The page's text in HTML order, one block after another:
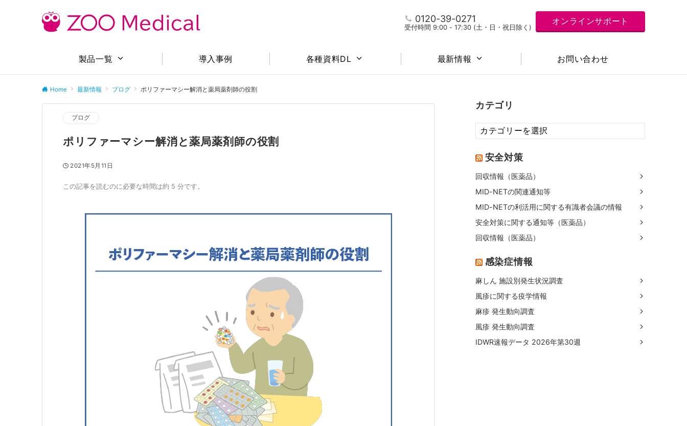
0120-39-0271
受付時間 9:00 - 17:30 (土・日・祝日除く)
オンラインサポート
製品一覧 導入事例 各種資料DL 最新情報 お問い合わせ
Home 最新情報 ブログ ポリファーマシー解消と薬局薬剤師の役割
ブログ
ポリファーマシー解消と薬局薬剤師の役割
2021年5月11日
この記事を読むのに必要な時間は約 5 分です。
カテゴリ
カ
テ
リ 安全対策
回収情報（医薬品）
MID-NETの関連通知等
MID-NETの利活用に関する有識者会議の情報
安全対策に関する通知等（医薬品）
回収情報（医薬品）
感染症情報
麻しん 施設別発生状況調査
風疹に関する疫学情報
麻疹 発生動向調査
風疹 発生動向調査
IDWR速報データ 2026年第30週